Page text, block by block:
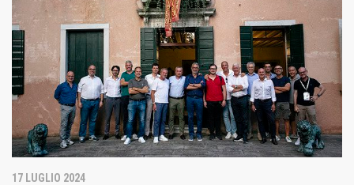
17 LUGLIO 2024